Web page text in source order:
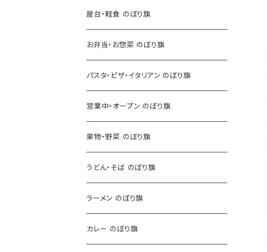
屋台・軽食 のぼり旗
お弁当・お惣菜 のぼり旗
パスタ・ピザ・イタリアン のぼり旗
営業中・オープン のぼり旗
果物・野菜 のぼり旗
うどん・そば のぼり旗
ラーメン のぼり旗
カレー のぼり旗